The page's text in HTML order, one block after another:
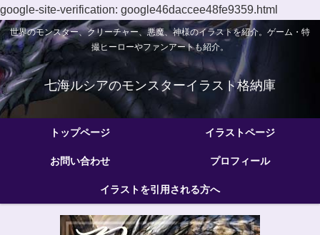
google-site-verification: google46daccee48fe9359.html
世界のモンスター、クリーチャー、悪魔、神様のイラストを紹介。ゲーム・特
撮ヒーローやファンアートも紹介。
七海ルシアのモンスターイラスト格納庫
トップページ イラストページ
お問い合わせ プロフィール
イラストを引用される方へ